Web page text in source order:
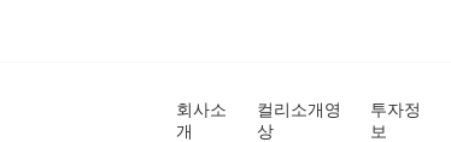
회사소
개
컬리소개영
상
투자정
보